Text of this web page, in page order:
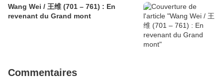
Wang Wei / 王维 (701 – 761) : En
revenant du Grand mont
Commentaires